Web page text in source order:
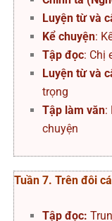
Luyện từ và
Kể chuyện:
Tập đọc: Chị
Luyện từ và
trọng
Tập làm văn:
chuyện
Tuần 7. Trên đôi
Tập đọc: